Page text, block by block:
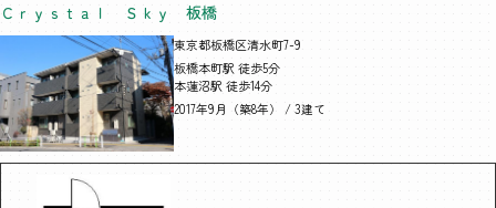
Ｃｒｙｓｔａｌ Ｓｋｙ 板橋
東京都板橋区清水町7-9
板橋本町駅 徒歩5分
本蓮沼駅 徒歩14分
2017年9月（築8年） / 3建て